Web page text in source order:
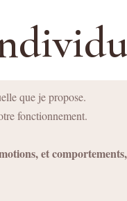
que je propose.
fonctionnement.
et comportements,